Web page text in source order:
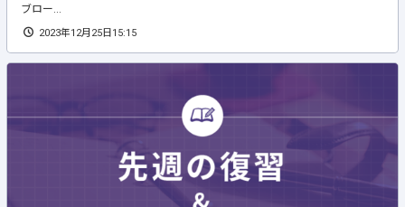
ブロー...
2023年12月25日15:15